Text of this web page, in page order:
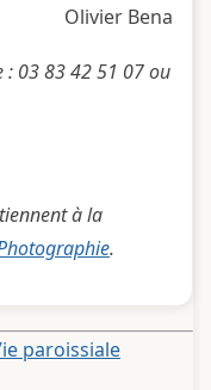
Olivier Bena
: 03 83 42 51 07 ou
à la
.
paroissiale